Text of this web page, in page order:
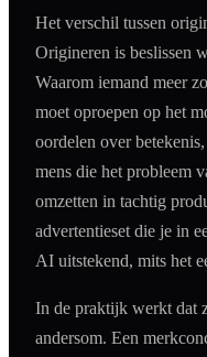
Het verschil tussen
Origineren is beslissen
Waarom iemand meer
moet oproepen op het
oordelen over
mens die het probleem
omzetten in tachtig
advertentieset die je in
AI uitstekend, mits het
In de praktijk werkt dat
andersom. Een